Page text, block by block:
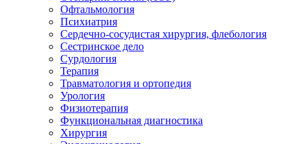
Офтальмология
Психиатрия
Сердечно-сосудистая хирургия, флебология
Сестринское дело
Сурдология
Терапия
Травматология и ортопедия
Урология
Физиотерапия
Функциональная диагностика
Хирургия